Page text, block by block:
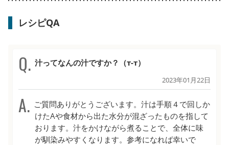
レシピQA
汁ってなんの汁ですか？（т-т）
2023年01月22日
ご質問ありがとうございます。汁は手順４で回しか
けたAや食材から出た水分が混ざったものを指して
おります。汁をかけながら煮ることで、全体に味
が馴染みやすくなります。参考になれば幸いで